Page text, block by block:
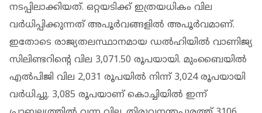
നടപ്പിലാക്കിയത്. ഒറ്റയടിക്ക് ഇത്രയധികം വില
വര്‍ധിപ്പിക്കുന്നത് അപൂര്‍വങ്ങളില്‍ അപൂര്‍വമാണ്.
ഇതോടെ രാജ്യതലസ്ഥാനമായ ഡല്‍ഹിയില്‍ വാണിജ്യ
സിലിണ്ടറിന്റെ വില 3,071.50 രൂപയായി. മുംബൈയില്‍
എല്‍പിജി വില 2,031 രൂപയില്‍ നിന്ന് 3,024 രൂപയായി
വര്‍ധിച്ചു. 3,085 രൂപയാണ് കൊച്ചിയിൽ ഇന്ന്